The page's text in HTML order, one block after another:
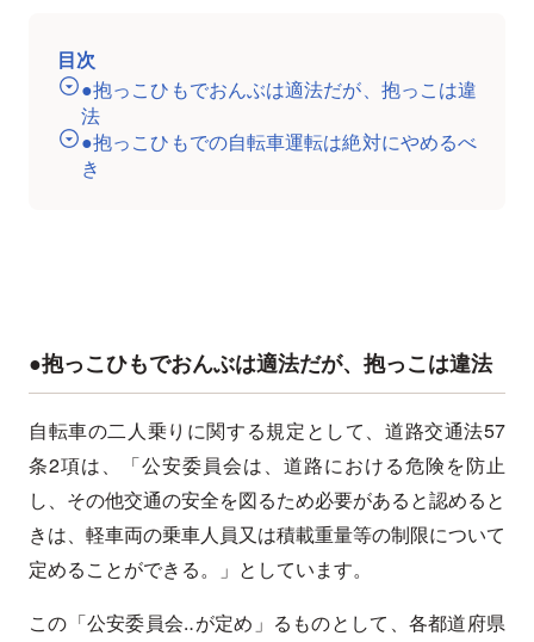
目次
●抱っこひもでおんぶは適法だが、抱っこは違
法
●抱っこひもでの自転車運転は絶対にやめるべ
き
●抱っこひもでおんぶは適法だが、抱っこは違法
自転車の二人乗りに関する規定として、道路交通法57
条2項は、「公安委員会は、道路における危険を防止
し、その他交通の安全を図るため必要があると認めると
きは、軽車両の乗車人員又は積載重量等の制限について
定めることができる。」としています。
この「公安委員会‥が定め」るものとして、各都道府県